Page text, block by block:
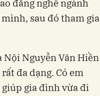
đẳng nghề ngành
sau đó tham gia
Nội Nguyễn Văn Hiền
đa dạng. Có em
giúp gia đình vừa đi